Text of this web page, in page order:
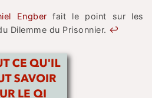
Engber fait le point sur les
Dilemme du Prisonnier. ↩